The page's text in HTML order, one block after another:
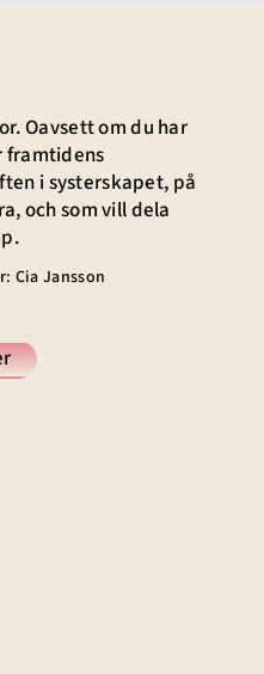
Oavsett om du har
framtidens
i systerskapet, på
och som vill dela
Cia Jansson